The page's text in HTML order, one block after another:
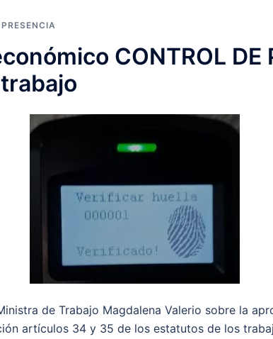
CONTROL DE
de Trabajo Magdalena Valerio sobre la
artículos 34 y 35 de los estatutos de los